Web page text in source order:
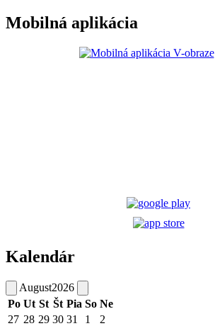
Mobilná aplikácia
Kalendár
August2026
Po Ut St Št Pia So Ne
27 28 29 30 31 1
2